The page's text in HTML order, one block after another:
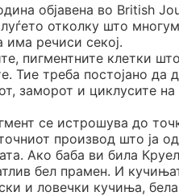
објавена во British
отколку што
има речиси секој.
пигментните клетки
Тие треба постојано
заморот и циклусите
се истрошува до
производ што ја
Ако баба ви била
бел прамен. И
и ловечки кучиња,